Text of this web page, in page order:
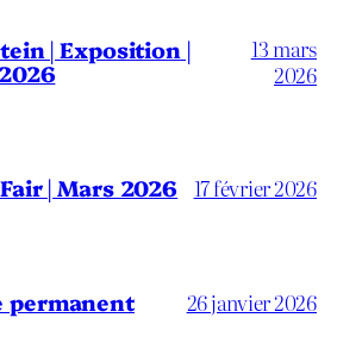
| Exposition |
13 mars
2026
| Mars 2026 17 février 2026
permanent 26 janvier 2026